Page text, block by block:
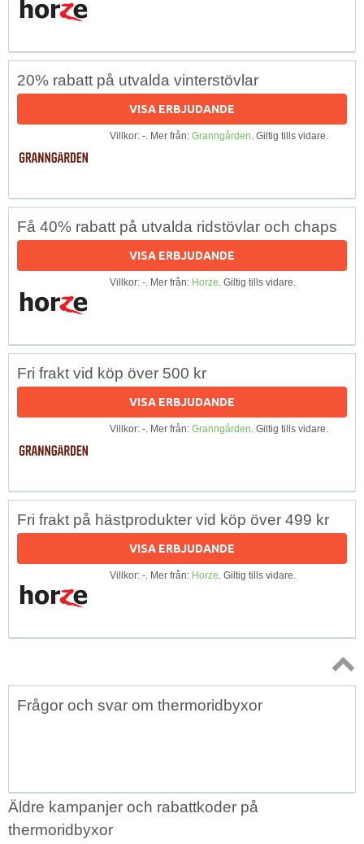
20% rabatt på utvalda vinterstövlar
VISA ERBJUDANDE
Villkor: -. Mer från: Granngården. Giltig tills vidare.
Få 40% rabatt på utvalda ridstövlar och chaps
VISA ERBJUDANDE
Villkor: -. Mer från: Horze. Giltig tills vidare.
Fri frakt vid köp över 500 kr
VISA ERBJUDANDE
Villkor: -. Mer från: Granngården. Giltig tills vidare.
Fri frakt på hästprodukter vid köp över 499 kr
VISA ERBJUDANDE
Villkor: -. Mer från: Horze. Giltig tills vidare.
Topp
Frågor och svar om thermoridbyxor
Äldre kampanjer och rabattkoder på
thermoridbyxor